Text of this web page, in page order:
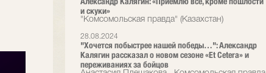
и скуки»
"Комсомольская правда" (Казахстан)
28.08.2024
"Хочется побыстрее нашей победы…": Александр
Калягин рассказал о новом сезоне «Et Cetera» и
переживаниях за бойцов